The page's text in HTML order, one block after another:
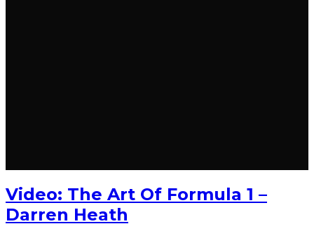
Video: The Art Of Formula 1 –
Darren Heath